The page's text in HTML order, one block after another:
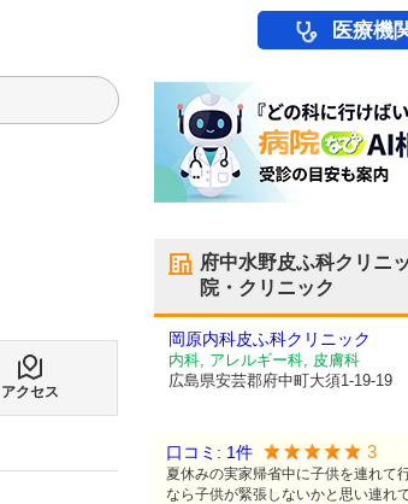
医療機
アクセス
府中水野皮ふ科クリニ
院・クリニック
岡原内科皮ふ科クリニック
内科, アレルギー科, 皮膚科
広島県安芸郡府中町大須1-19-19
口コミ: 1件 3
夏休みの実家帰省中に子供を連れて
なら子供が緊張しないかと思い連れ